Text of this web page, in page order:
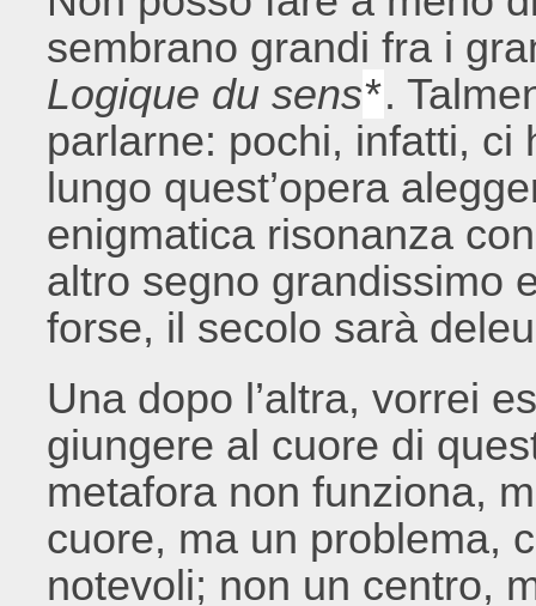
sembrano grandi fra i
Logique du sens*.
parlarne: pochi, infatti, ci
lungo quest’opera
enigmatica risonanza
altro segno grandissimo
forse, il secolo sarà
Una dopo l’altra, vorrei
giungere al cuore di
metafora non funziona,
cuore, ma un problema,
notevoli; non un centro,